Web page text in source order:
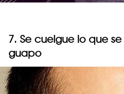
7. Se cuelgue lo que
guapo